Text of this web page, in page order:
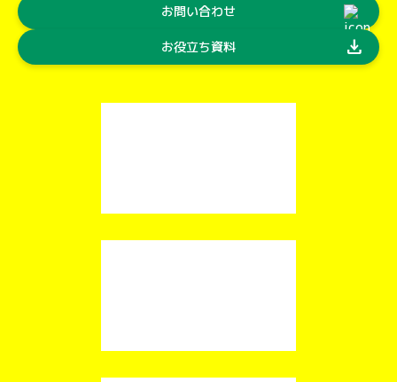
お問い合わせ
お役立ち資料 download